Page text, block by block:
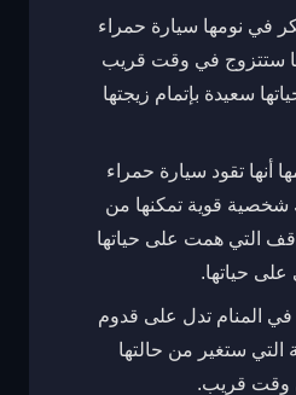
في نومها سيارة حمراء
ستتزوج في وقت قريب
سعيدة بإتمام زيجتها
أنها تقود سيارة حمراء
شخصية قوية تمكنها من
التي همت على حياتها
حياتها.
في المنام تدل على قدوم
التي ستغير من حالتها
وقت قريب.